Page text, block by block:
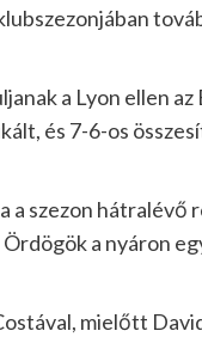
a Lyon ellen az
és 7-6-os
a szezon hátralévő
a nyáron
mielőtt